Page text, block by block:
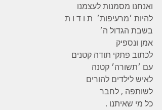
ואנחנו מסמנות לעצמנו
להיות ׳מרעיפות׳  ת ו ד ו ת
בשבת הגדול ה׳
אמן ונספיק
לכתוב פתקי תודה קטנים
עם ׳תשורה׳ קטנה
לאיש לילדים להורים
לשותפה , לחבר
כל מי שאיתנו .